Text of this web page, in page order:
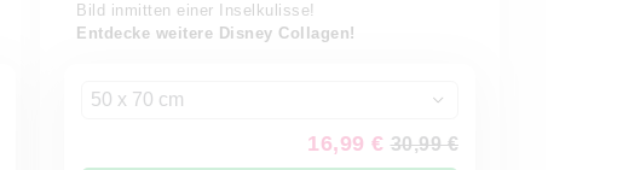
Bild inmitten einer Inselkulisse!
Entdecke weitere Disney Collagen!
50 x 70 cm
16,99 € 30,99 €